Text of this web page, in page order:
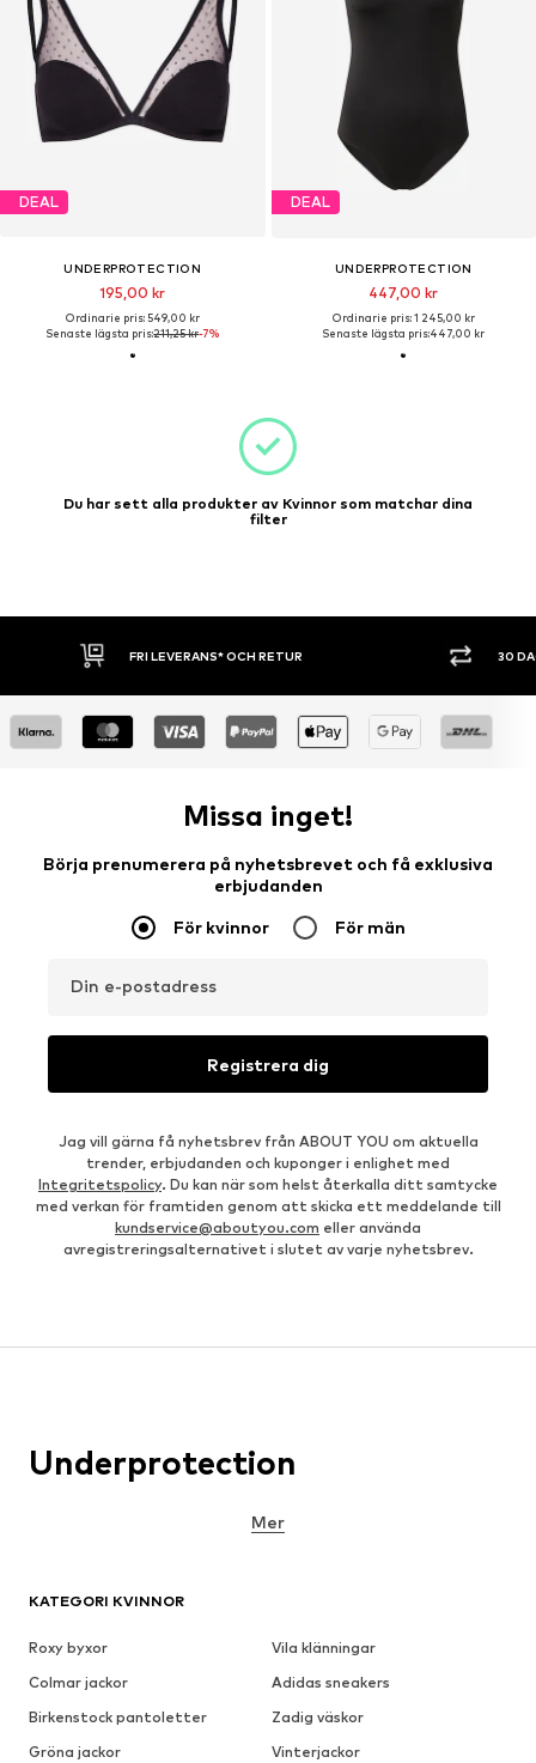
DEAL
UNDERPROTECTION
195,00 kr
Ordinarie pris: 549,00 kr
Senaste lägsta pris:211,25 kr-7%
DEAL
UNDERPROTECTION
447,00 kr
Ordinarie pris: 1 245,00 kr
Senaste lägsta pris:447,00 kr
Du har sett alla produkter av Kvinnor som matchar dina
filter
FRI LEVERANS* OCH RETUR 30
Missa inget!
Börja prenumerera på nyhetsbrevet och få exklusiva
erbjudanden
För kvinnor För män
Din e-postadress
Registrera dig
Jag vill gärna få nyhetsbrev från ABOUT YOU om aktuella
trender, erbjudanden och kuponger i enlighet med
Integritetspolicy. Du kan när som helst återkalla ditt samtycke
med verkan för framtiden genom att skicka ett meddelande till
kundservice@aboutyou.com eller använda
avregistreringsalternativet i slutet av varje nyhetsbrev.
KATEGORI KVINNOR
Roxy byxor
Vila klänningar
Colmar jackor
Adidas sneakers
Birkenstock pantoletter
Zadig väskor
Gröna jackor
Vinterjackor
Underprotection
Mer